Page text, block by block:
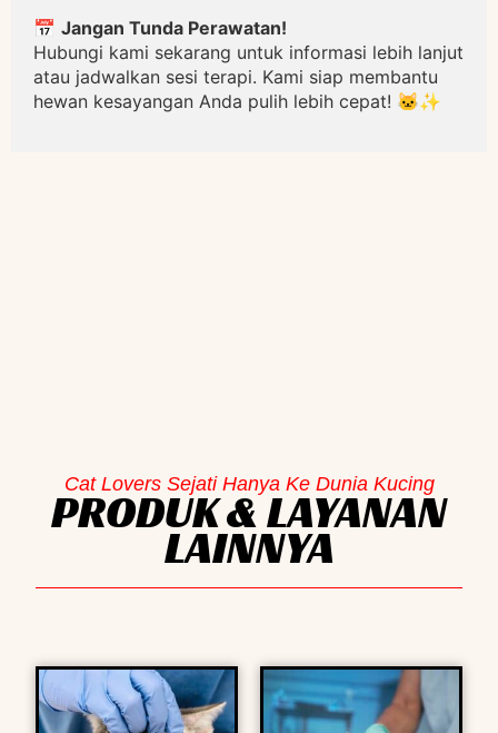
📅 Jangan Tunda Perawatan!
Hubungi kami sekarang untuk informasi lebih lanjut
atau jadwalkan sesi terapi. Kami siap membantu
hewan kesayangan Anda pulih lebih cepat! 🐱✨
Cat Lovers Sejati Hanya Ke Dunia Kucing
PRODUK & LAYANAN
LAINNYA